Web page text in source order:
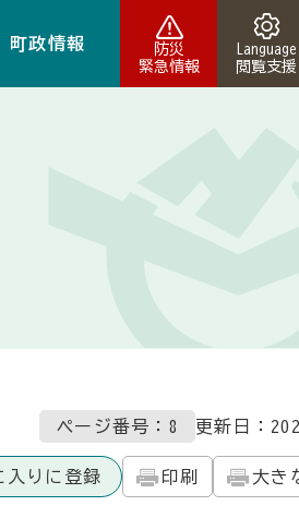
町政情報
防災
緊急情報
Language
閲覧支援
ページ番号：8 更新日：
入りに登録 印刷 大き